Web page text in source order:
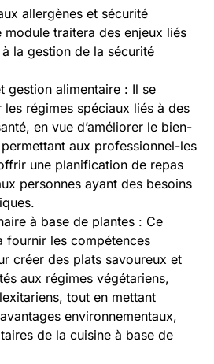
allergènes et sécurité
module traitera des enjeux liés
la gestion de la sécurité
gestion alimentaire : Il se
les régimes spéciaux liés à des
en vue d’améliorer le bien-
aux professionnel-les
une planification de repas
personnes ayant des besoins
à base de plantes : Ce
fournir les compétences
créer des plats savoureux et
aux régimes végétariens,
tout en mettant
environnementaux,
de la cuisine à base de